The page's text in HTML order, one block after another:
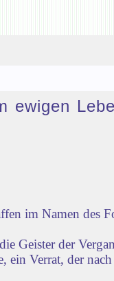
ewigen
im Namen des
Geister der
ein Verrat, der